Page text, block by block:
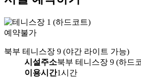
예약불가
북부 테니스장 9 (야간 라이트 가능)
시설주소북부 테니스장 9 (하드
이용시간1시간